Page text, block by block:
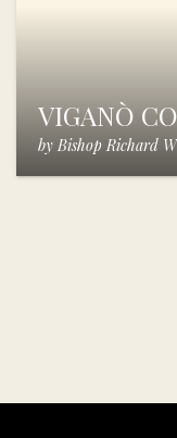
VIGANÒ
by Bishop Richard